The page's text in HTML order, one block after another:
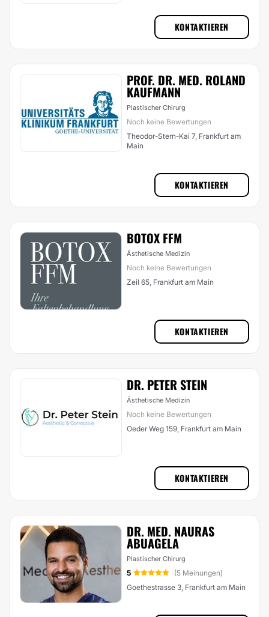
KONTAKTIEREN
PROF. DR. MED. ROLAND
KAUFMANN
Plastischer Chirurg
Noch keine Bewertungen
Theodor-Stern-Kai 7, Frankfurt am
Main
KONTAKTIEREN
BOTOX FFM
Ästhetische Medizin
Noch keine Bewertungen
Zeil 65, Frankfurt am Main
KONTAKTIEREN
DR. PETER STEIN
Ästhetische Medizin
Noch keine Bewertungen
Oeder Weg 159, Frankfurt am Main
KONTAKTIEREN
DR. MED. NAURAS
ABUAGELA
Plastischer Chirurg
5
(5 Meinungen)
Goethestrasse 3, Frankfurt am Main